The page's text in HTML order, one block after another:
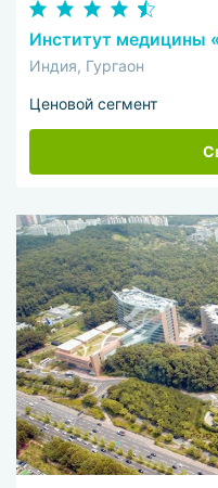
Институт медицины
Индия, Гургаон
Ценовой сегмент